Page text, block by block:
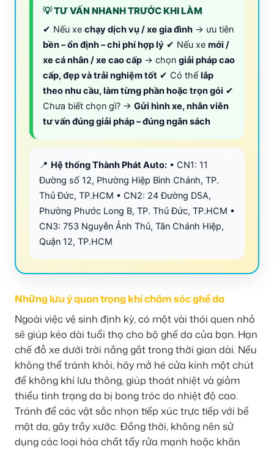
💡 TƯ VẤN NHANH TRƯỚC KHI LÀM
✔ Nếu xe chạy dịch vụ / xe gia đình → ưu tiên
bền – ổn định – chi phí hợp lý ✔ Nếu xe mới /
xe cá nhân / xe cao cấp → chọn giải pháp cao
cấp, đẹp và trải nghiệm tốt ✔ Có thể lắp
theo nhu cầu, làm từng phần hoặc trọn gói ✔
Chưa biết chọn gì? → Gửi hình xe, nhân viên
tư vấn đúng giải pháp – đúng ngân sách
📍 Hệ thống Thành Phát Auto: • CN1: 11
Đường số 12, Phường Hiệp Bình Chánh, TP.
Thủ Đức, TP.HCM • CN2: 24 Đường D5A,
Phường Phước Long B, TP. Thủ Đức, TP.HCM •
CN3: 753 Nguyễn Ảnh Thủ, Tân Chánh Hiệp,
Quận 12, TP.HCM
Những lưu ý quan trọng khi chăm sóc ghế da
Ngoài việc vệ sinh định kỳ, có một vài thói quen nhỏ
sẽ giúp kéo dài tuổi thọ cho bộ ghế da của bạn. Hạn
chế đỗ xe dưới trời nắng gắt trong thời gian dài. Nếu
không thể tránh khỏi, hãy mở hé cửa kính một chút
để không khí lưu thông, giúp thoát nhiệt và giảm
thiểu tình trạng da bị bong tróc do nhiệt độ cao.
Tránh để các vật sắc nhọn tiếp xúc trực tiếp với bề
mặt da, gây trầy xước. Đồng thời, không nên sử
dụng các loại hóa chất tẩy rửa mạnh hoặc khăn